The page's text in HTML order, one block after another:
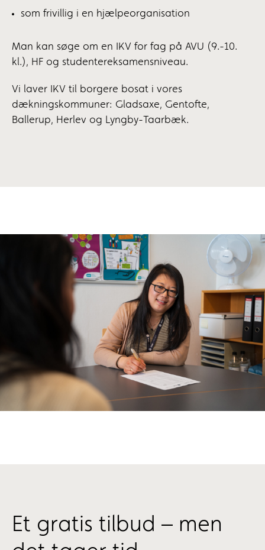
som frivillig i en hjælpeorganisation
Man kan søge om en IKV for fag på AVU (9.-10.
kl.), HF og studentereksamensniveau.
Vi laver IKV til borgere bosat i vores
dækningskommuner: Gladsaxe, Gentofte,
Ballerup, Herlev og Lyngby-Taarbæk.
Et gratis tilbud – men